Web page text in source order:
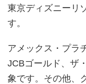
東京ディズニーリ
す。
アメックス・プラ
JCBゴールド、ザ
象です。その他、